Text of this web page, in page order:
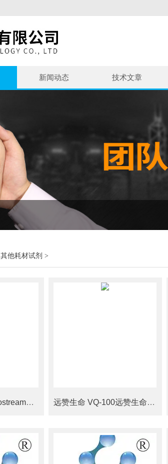
新闻动态 技术文章
其他耗材试剂 >
BioUniv 博奥思Biostream台式生物反应器 远赞生命 VQ-100远赞生命 实时荧光定量PCR仪 VQ-100